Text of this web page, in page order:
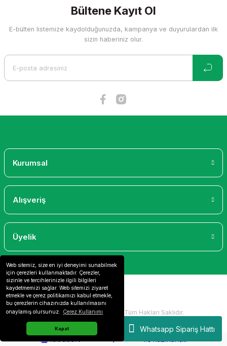
Web sitemiz, size en iyi deneyimi sunabilmek
için çerezleri kullanmaktadır. Çerezler,
sizinle ve tercihlerinizle ilgili bilgileri
kaydetmemizi sağlar. Web sitemizi ziyaret
etmekle ve çerez politikamızı kabul etmekle,
bu çerezlerin cihazınızda kullanılmasını
onaylamış olursunuz.
Çerez Kullanımı
Kapat Whatsapp Sipariş Hattı
Görüş ve önerileriniz için teşekkür ederiz.
Ürün resmi kalitesiz, bozuk veya görüntülenemiyor.
Bültene Kayıt Ol
E-bülten listemize kaydolduğunuzda, kampanya ve duyurulardan ilk
sizin haberiniz olur.
Kurumsal
Alışveriş
Üyelik
2024 Copyright IdeaSoft - Tüm Hakları Saklıdır.